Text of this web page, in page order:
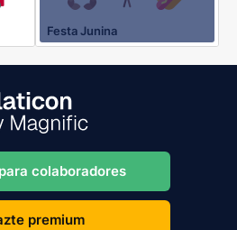
Festa Junina
colaboradores
premium